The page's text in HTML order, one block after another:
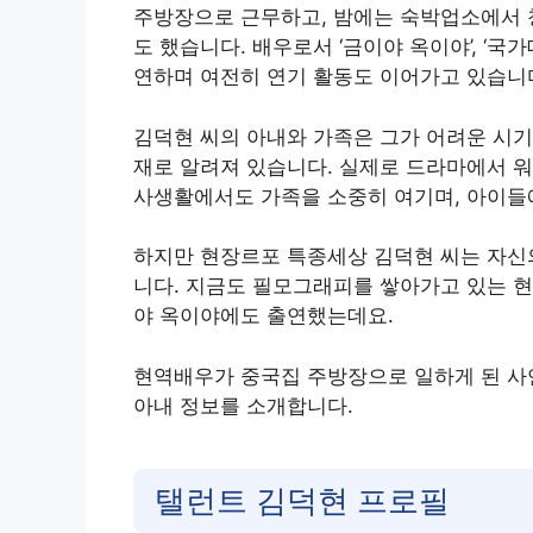
주방장으로 근무하고, 밤에는 숙박업소에
도 했습니다. 배우로서 ‘금이야 옥이야’, ‘국
연하며 여전히 연기 활동도 이어가고 있습니
김덕현 씨의 아내와 가족은 그가 어려운 시
재로 알려져 있습니다. 실제로 드라마에서
사생활에서도 가족을 소중히 여기며, 아이
하지만 현장르포 특종세상 김덕현 씨는 자
니다. 지금도 필모그래피를 쌓아가고 있는
야 옥이야에도 출연했는데요.
현역배우가 중국집 주방장으로 일하게 된
아내 정보를 소개합니다.
탤런트 김덕현 프로필